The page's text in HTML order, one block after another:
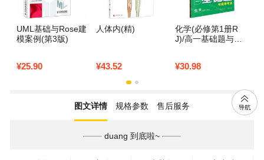
UML基础与Rose建
模案例(第3版)
¥25.90
人体内(精)
¥43.52
化学(必修第1册R
J)/高一基础题与高
¥30.98
图文详情 规格参数 售后服务
duang 到底啦~